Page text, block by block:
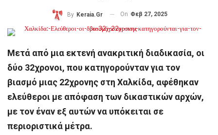
By Keraia.gr On Φεβ 27, 2025
Μετά από μια εκτενή ανακριτική διαδικασία, οι
δύο 32χρονοι, που κατηγορούνταν για τον
βιασμό μιας 22χρονης στη Χαλκίδα, αφέθηκαν
ελεύθεροι με απόφαση των δικαστικών αρχών,
με τον έναν εξ αυτών να υπόκειται σε
περιοριστικά μέτρα.